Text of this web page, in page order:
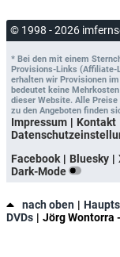
© 1998 - 2026
* Bei den mit einem
Provisions-Links (Affiliate-
erhalten wir Provisionen
bedeutet keine
dieser Website. Alle
zu den Angeboten finden
Impressum Kontakt
Facebook
Bluesky
Dark-Mode
nach oben
DVDs
Jörg Wontorra